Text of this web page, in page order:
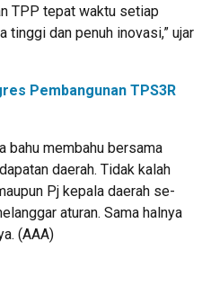
TPP tepat waktu setiap
tinggi dan penuh inovasi,” ujar
Pembangunan TPS3R
bahu membahu bersama
daerah. Tidak kalah
Pj kepala daerah se-
aturan. Sama halnya
(AAA)